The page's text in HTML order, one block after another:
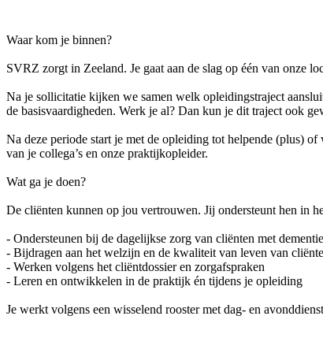
Waar kom je binnen?
SVRZ zorgt in Zeeland. Je gaat aan de slag op één van onze
Na je sollicitatie kijken we samen welk opleidingstraject
de basisvaardigheden. Werk je al? Dan kun je dit traject ook
Na deze periode start je met de opleiding tot helpende (plus)
van je collega’s en onze praktijkopleider.
Wat ga je doen?
De cliënten kunnen op jou vertrouwen. Jij ondersteunt hen in
- Ondersteunen bij de dagelijkse zorg van cliënten met
- Bijdragen aan het welzijn en de kwaliteit van leven van
- Werken volgens het cliëntdossier en zorgafspraken
- Leren en ontwikkelen in de praktijk én tijdens je opleiding
Je werkt volgens een wisselend rooster met dag- en